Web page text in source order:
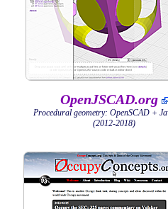
OpenJSCAD.org
Procedural geometry: OpenSCAD +
(2012-2018)